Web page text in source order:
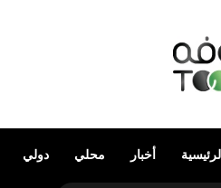
الرئيسية أخبار محلي دولي